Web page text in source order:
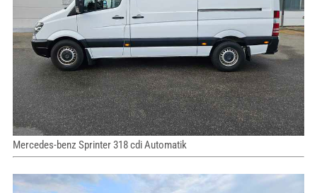
Mercedes-benz Sprinter 318 cdi Automatik